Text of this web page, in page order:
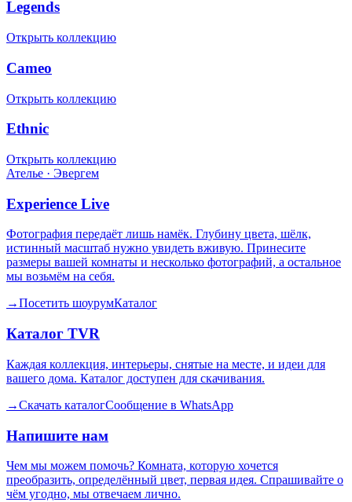
Legends
Открыть коллекцию
Cameo
Открыть коллекцию
Ethnic
Открыть коллекцию
Ателье · Эвергем
Experience Live
Фотография передаёт лишь намёк. Глубину цвета, шёлк,
истинный масштаб нужно увидеть вживую. Принесите
размеры вашей комнаты и несколько фотографий, а остальное
мы возьмём на себя.
→Посетить шоурумКаталог
Каталог TVR
Каждая коллекция, интерьеры, снятые на месте, и идеи для
вашего дома. Каталог доступен для скачивания.
→Скачать каталогСообщение в WhatsApp
Напишите нам
Чем мы можем помочь? Комната, которую хочется
преобразить, определённый цвет, первая идея. Спрашивайте о
чём угодно, мы отвечаем лично.